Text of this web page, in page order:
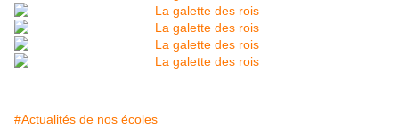
#Actualités de nos écoles